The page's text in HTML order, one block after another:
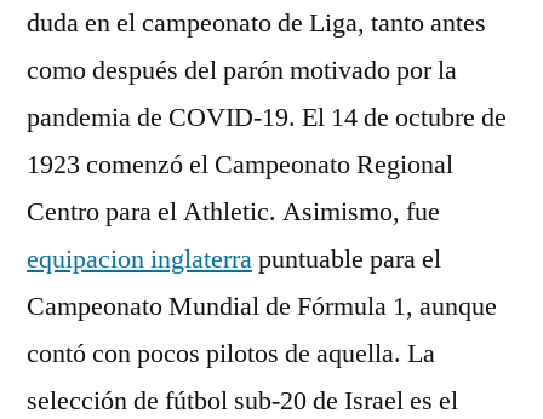
duda en el campeonato de Liga, tanto antes
como después del parón motivado por la
pandemia de COVID-19. El 14 de octubre de
1923 comenzó el Campeonato Regional
Centro para el Athletic. Asimismo, fue
equipacion inglaterrapuntuable para el
Campeonato Mundial de Fórmula 1, aunque
contó con pocos pilotos de aquella. La
selección de fútbol sub-20 de Israel es el